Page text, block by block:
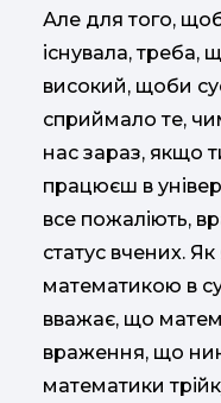
Але для того, щоб
існувала, треба,
високий, щоби
сприймало те,
нас зараз, якщо
працюєш в
все пожаліють,
статус вчених.
математикою в
вважає, що
враження, що
математики